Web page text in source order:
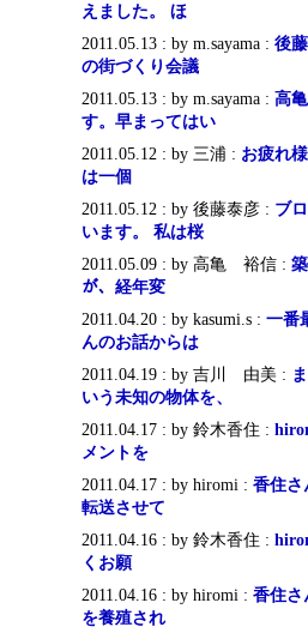
えました。 ほ
2011.05.13 : by m.sayama : 後
の街づくり会議
2011.05.13 : by m.sayama : 高
す。早まってはい
2011.05.12 : by 三浦 : お疲れ
は一個
2011.05.12 : by 後藤泰彦 : ブ
います。 私は桜
2011.05.09 : by 高亀 裕信 :
が、経年変
2011.04.20 : by kasumi.s : 一番
んのお話からは
2011.04.19 : by 吉川 由美 :
いう未知の物体を、
2011.04.17 : by 鈴木香住 :
メントを
2011.04.17 : by hiromi : 香住さ
転送させて
2011.04.16 : by 鈴木香住 :
くお願
2011.04.16 : by hiromi : 香住さ
を養殖され